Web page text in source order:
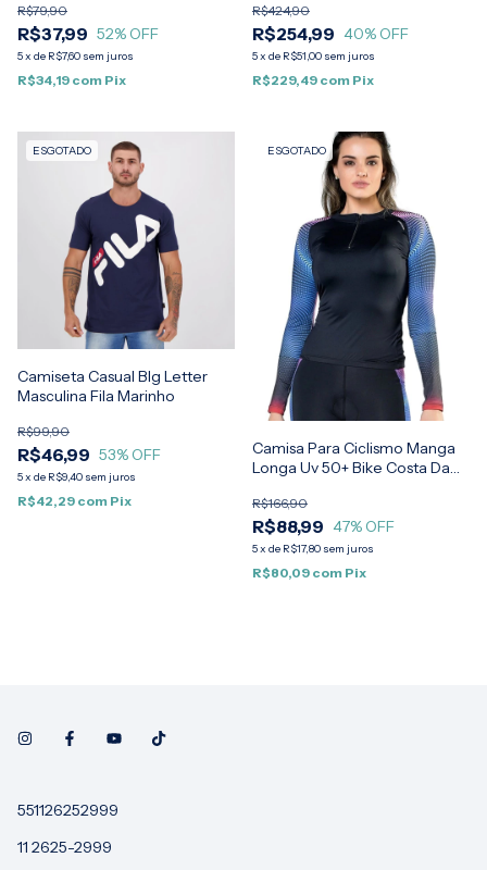
R$37,99
R$79,90
52% OFF
5x de R$7,60 sem juros
R$34,19 com Pix
R$254,99
R$424,90
40% OFF
5x de R$51,00 sem juros
R$229,49 com Pix
ESGOTADO
Camiseta Casual BIg Letter
Masculina Fila Marinho
R$46,99
R$99,90
53% OFF
5x de R$9,40 sem juros
R$42,29 com Pix
ESGOTADO
Camisa Para Ciclismo Manga
Longa Uv 50+ Bike Costa Da
R$88,99
R$166,90
47% OFF
5x de R$17,80 sem juros
R$80,09 com Pix
551126252999
11 2625-2999